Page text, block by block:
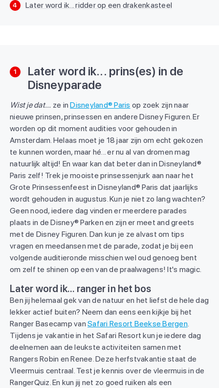
4 Later word ik... ridder op een drakenkasteel
1
Later word ik... prins(es) in de
Disneyparade
Wist je dat... ze inDisneyland® Paris op zoek zijn naar
nieuwe prinsen, prinsessen en andere Disney Figuren. Er
worden op dit moment audities voor gehouden in
Amsterdam. Helaas moet je 18 jaar zijn om echt gekozen
te kunnen worden, maar hé... er nu al van dromen mag
natuurlijk altijd! En waar kan dat beter dan in Disneyland®
Paris zelf! Trek je mooiste prinsessenjurk aan naar het
Grote Prinsessenfeest in Disneyland® Paris dat jaarlijks
wordt gehouden in augustus. Kun je niet zo lang wachten?
Geen nood, iedere dag vinden er meerdere parades
plaats in de Disney® Parken en zijn er meet and greets
met de Disney Figuren. Dan kun je ze alvast om tips
vragen en meedansen met de parade, zodat je bij een
volgende auditieronde misschien wel oud genoeg bent
om zelf te shinen op een van de praalwagens! It's magic.
Later word ik... ranger in het bos
Ben jij helemaal gek van de natuur en het liefst de hele dag
lekker actief buiten? Neem dan eens een kijkje bij het
Ranger Basecamp van Safari Resort Beekse Bergen.
Tijdens je vakantie in het Safari Resort kun je iedere dag
deelnemen aan de leukste activiteiten samen met
Rangers Robin en Renee. Deze herfstvakantie staat de
Vleermuis centraal. Test je kennis over de vleermuis in de
RangerQuiz. En kun jij net zo goed ruiken als een